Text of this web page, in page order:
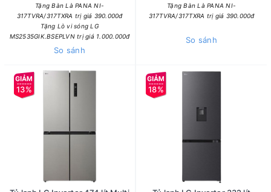
Tặng Bàn Là PANA NI-
317TVRA/317TXRA trị giá 390.000đ
Tặng Lò vi sóng LG
MS2535GIK.BSEPLVN trị giá 1.000.000đ
So sánh
Tặng Bàn Là PANA NI-
317TVRA/317TXRA trị giá 390.000đ
So sánh
13% 18%